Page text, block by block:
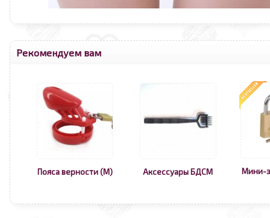
Рекомендуем вам
Пояса верности (М) Аксессуары БДСМ Мини-